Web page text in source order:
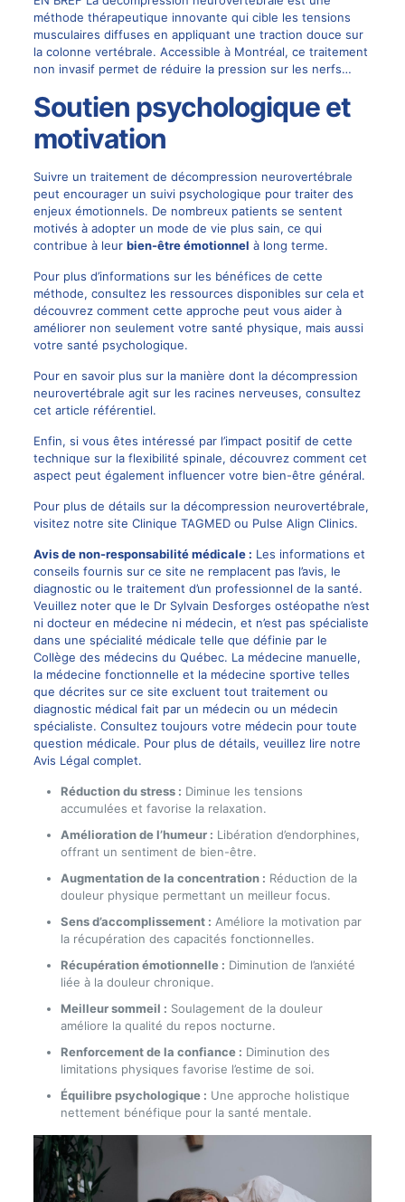
méthode thérapeutique innovante qui cible les tensions
musculaires diffuses en appliquant une traction douce sur
la colonne vertébrale. Accessible à Montréal, ce traitement
non invasif permet de réduire la pression sur les nerfs…
Soutien psychologique et
motivation
Suivre un traitement de décompression neurovertébrale
peut encourager un suivi psychologique pour traiter des
enjeux émotionnels. De nombreux patients se sentent
motivés à adopter un mode de vie plus sain, ce qui
contribue à leur bien-être émotionnel à long terme.
Pour plus d’informations sur les bénéfices de cette
méthode, consultez les ressources disponibles sur celaet
découvrez comment cette approche peut vous aider à
améliorer non seulement votre santé physique, mais aussi
votre santé psychologique.
Pour en savoir plus sur la manière dont la décompression
neurovertébrale agit sur les racines nerveuses, consultez
cet article référentiel.
Enfin, si vous êtes intéressé par l’impact positif de cette
technique sur la flexibilité spinale, découvrez comment cet
aspect peut également influencer votre bien-être général.
Pour plus de détails sur la décompression neurovertébrale,
visitez notre site Clinique TAGMEDou Pulse Align Clinics.
Avis de non-responsabilité médicale : Les informations et
conseils fournis sur ce site ne remplacent pas l’avis, le
diagnostic ou le traitement d’un professionnel de la santé.
Veuillez noter que le Dr Sylvain Desforges ostéopathe n’est
ni docteur en médecine ni médecin, et n’est pas spécialiste
dans une spécialité médicale telle que définie par le
Collège des médecins du Québec. La médecine manuelle,
la médecine fonctionnelle et la médecine sportive telles
que décrites sur ce site excluent tout traitement ou
diagnostic médical fait par un médecin ou un médecin
spécialiste. Consultez toujours votre médecin pour toute
question médicale. Pour plus de détails, veuillez lire notre
Avis Légal complet.
Réduction du stress : Diminue les tensions
accumulées et favorise la relaxation.
Amélioration de l’humeur : Libération d’endorphines,
offrant un sentiment de bien-être.
Augmentation de la concentration : Réduction de la
douleur physique permettant un meilleur focus.
Sens d’accomplissement : Améliore la motivation par
la récupération des capacités fonctionnelles.
Récupération émotionnelle : Diminution de l’anxiété
liée à la douleur chronique.
Meilleur sommeil : Soulagement de la douleur
améliore la qualité du repos nocturne.
Renforcement de la confiance : Diminution des
limitations physiques favorise l’estime de soi.
Équilibre psychologique : Une approche holistique
nettement bénéfique pour la santé mentale.